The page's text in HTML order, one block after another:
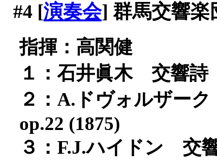
#4[演奏会] 群馬交響楽
指揮：高関健
１：石井眞木 交響詩
２：A.ドヴォルザー
op.22 (1875)
３：F.J.ハイドン 交